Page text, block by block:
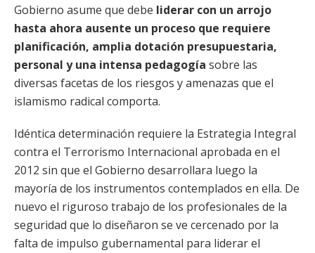
Gobierno asume que debe liderar con un arrojo
hasta ahora ausente un proceso que requiere
planificación, amplia dotación presupuestaria,
personal y una intensa pedagogía sobre las
diversas facetas de los riesgos y amenazas que el
islamismo radical comporta.
Idéntica determinación requiere la Estrategia Integral
contra el Terrorismo Internacional aprobada en el
2012 sin que el Gobierno desarrollara luego la
mayoría de los instrumentos contemplados en ella. De
nuevo el riguroso trabajo de los profesionales de la
seguridad que lo diseñaron se ve cercenado por la
falta de impulso gubernamental para liderar el